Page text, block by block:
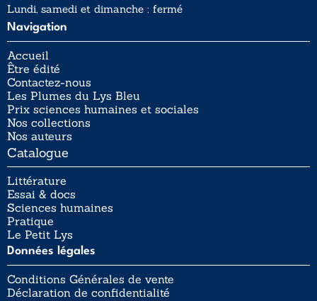
Lundi, samedi et dimanche : fermé
Navigation
Accueil
Être édité
Contactez-nous
Les Plumes du Lys Bleu
Prix sciences humaines et sociales
Nos collections
Nos auteurs
Catalogue
Littérature
Essai & docs
Sciences humaines
Pratique
Le Petit Lys
Données légales
Conditions Générales de vente
Déclaration de confidentialité